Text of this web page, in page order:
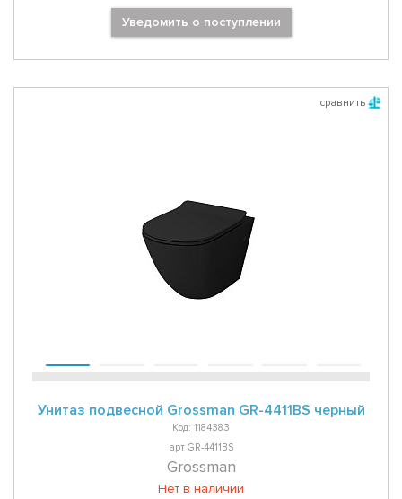
Уведомить о поступлении
сравнить
Унитаз подвесной Grossman GR-4411BS черный
Код: 1184383
арт GR-4411BS
Grossman
Нет в наличии